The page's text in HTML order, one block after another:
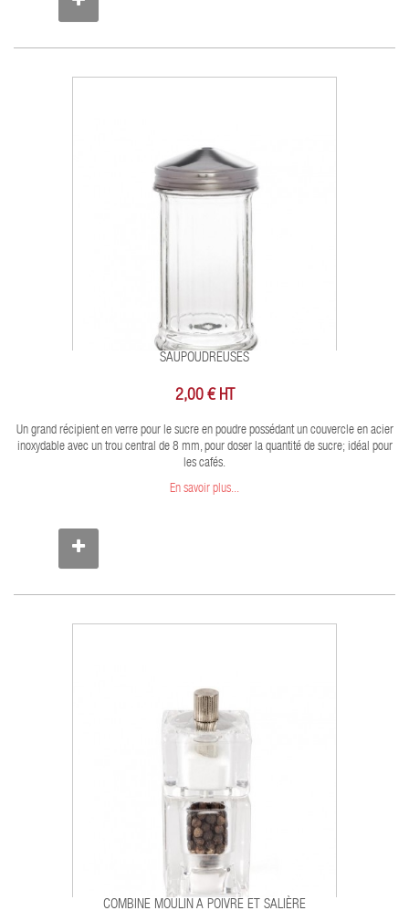
SAUPOUDREUSES
2,00 € HT
Un grand récipient en verre pour le sucre en poudre possédant un couvercle en acier
inoxydable avec un trou central de 8 mm, pour doser la quantité de sucre; idéal pour
les cafés.
En savoir plus...
COMBINE MOULIN A POIVRE ET SALIÈRE